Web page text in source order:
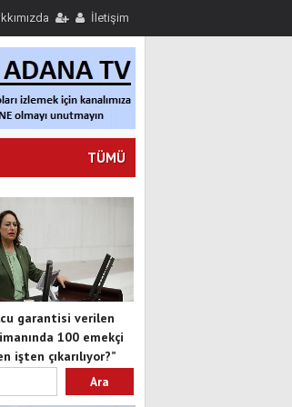
İletişim
TÜMÜ
garantisi verilen
100 emekçi
işten çıkarılıyor?”